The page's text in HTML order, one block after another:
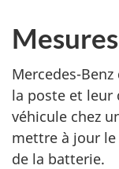
Mercedes-
la poste et leur
véhicule chez
mettre à jour
de la batterie.